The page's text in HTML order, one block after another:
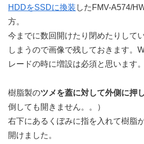
HDDをSSDに換装 したFMV-A574/
方。
今までに数回開けたり閉めたりして
しまうので画像で残しておきます。
レードの時に増設は必須と思います。
樹脂製のツメを蓋に対して外側に押
倒しても開きません。。）
右下にあるくぼみに指を入れて樹脂
開けました。